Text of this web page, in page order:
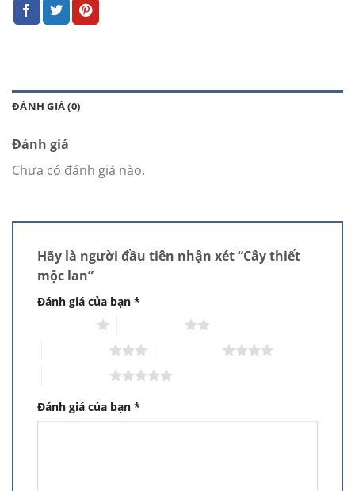
ĐÁNH GIÁ (0)
Đánh giá
Chưa có đánh giá nào.
Hãy là người đầu tiên nhận xét “Cây thiết
mộc lan”
Đánh giá của bạn *
Đánh giá của bạn *